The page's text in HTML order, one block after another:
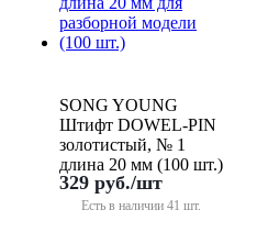
SONG YOUNG
Штифт DOWEL-PIN
золотистый, № 1
длина 20 мм (100 шт.)
329 руб./шт
Есть в наличии 41 шт.